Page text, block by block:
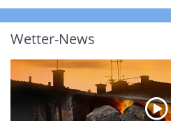
Wetter-News